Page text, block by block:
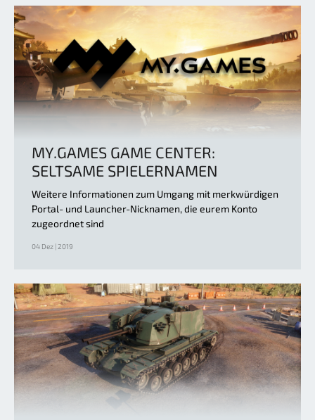
MY.GAMES GAME CENTER:
SELTSAME SPIELERNAMEN
Weitere Informationen zum Umgang mit merkwürdigen
Portal- und Launcher-Nicknamen, die eurem Konto
zugeordnet sind
04 Dez | 2019